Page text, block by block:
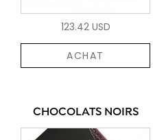
123.42 USD
ACHAT
CHOCOLATS NOIRS